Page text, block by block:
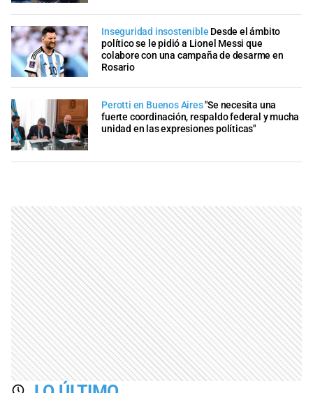
Inseguridad insostenible Desde el ámbito
político se le pidió a Lionel Messi que
colabore con una campaña de desarme en
Rosario
Perotti en Buenos Aires"Se necesita una
fuerte coordinación, respaldo federal y mucha
unidad en las expresiones políticas"